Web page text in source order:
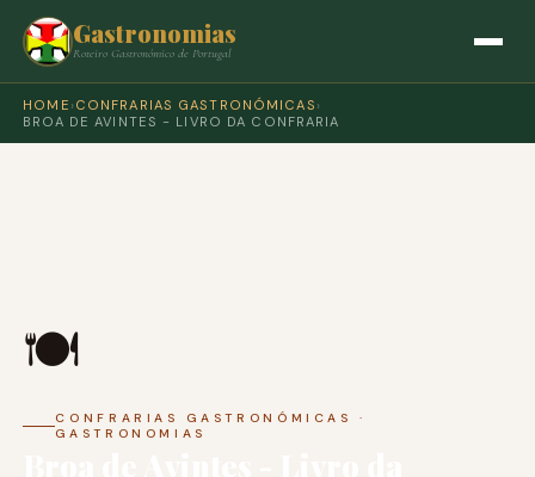
Gastronomias
Roteiro Gastronómico de Portugal
HOME › CONFRARIAS GASTRONÓMICAS ›
BROA DE AVINTES - LIVRO DA CONFRARIA
🍽️
CONFRARIAS GASTRONÓMICAS ·
GASTRONOMIAS